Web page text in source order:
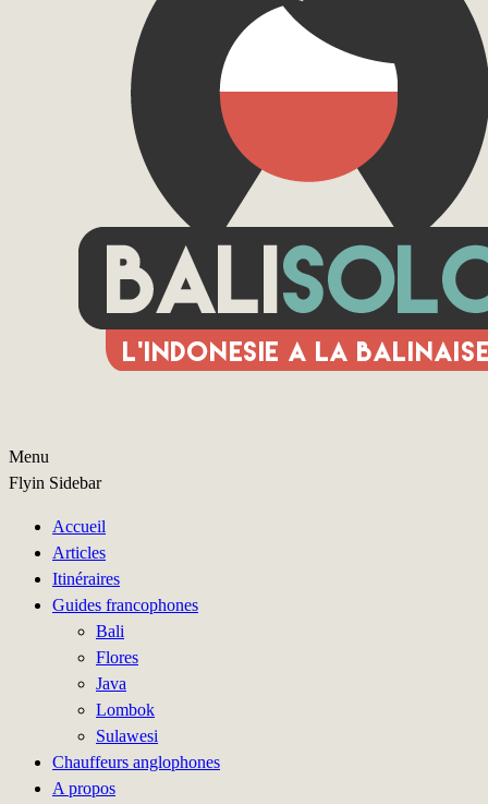
Menu
Flyin Sidebar
Accueil
Articles
Itinéraires
Guides francophones
Bali
Flores
Java
Lombok
Sulawesi
Chauffeurs anglophones
A propos